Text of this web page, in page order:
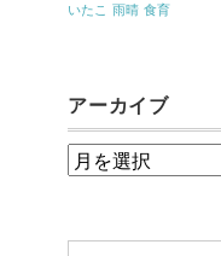
いたこ 雨晴 食育
アーカイブ
ア